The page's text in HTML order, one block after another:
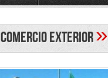
comercio exterior»